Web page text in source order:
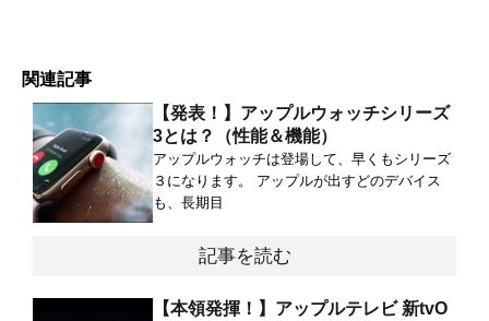
関連記事
【発表！】アップルウォッチシリーズ
3とは？（性能＆機能）
アップルウォッチは登場して、早くもシリーズ
３になります。 アップルが出すどのデバイス
も、長期目
記事を読む
【本領発揮！】アップルテレビ 新tvO